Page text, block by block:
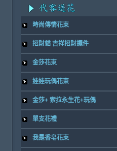
時尚傳情花束
招財貓 吉祥招財擺件
金莎花束
娃娃玩偶花束
金莎+ 索拉永生花+玩偶
單支花禮
我是香皂花束